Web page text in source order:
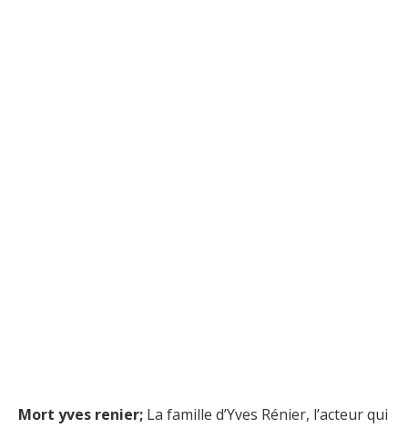
Mort yves renier; La famille d’Yves Rénier, l’acteur qui